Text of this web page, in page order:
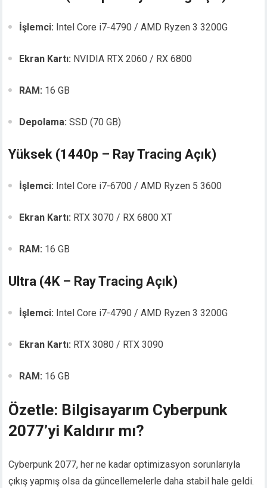
İşlemci: Intel Core i7-4790 / AMD Ryzen 3 3200G
Ekran Kartı: NVIDIA RTX 2060 / RX 6800
RAM: 16 GB
Depolama: SSD (70 GB)
Yüksek (1440p – Ray Tracing Açık)
İşlemci: Intel Core i7-6700 / AMD Ryzen 5 3600
Ekran Kartı: RTX 3070 / RX 6800 XT
RAM: 16 GB
Ultra (4K – Ray Tracing Açık)
İşlemci: Intel Core i7-4790 / AMD Ryzen 3 3200G
Ekran Kartı: RTX 3080 / RTX 3090
RAM: 16 GB
Özetle: Bilgisayarım Cyberpunk
2077’yi Kaldırır mı?
Cyberpunk 2077, her ne kadar optimizasyon sorunlarıyla
çıkış yapmış olsa da güncellemelerle daha stabil hale geldi.